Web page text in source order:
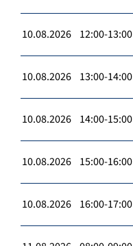
10.08.2026 12:00-13:00
10.08.2026 13:00-14:00
10.08.2026 14:00-15:00
10.08.2026 15:00-16:00
10.08.2026 16:00-17:00